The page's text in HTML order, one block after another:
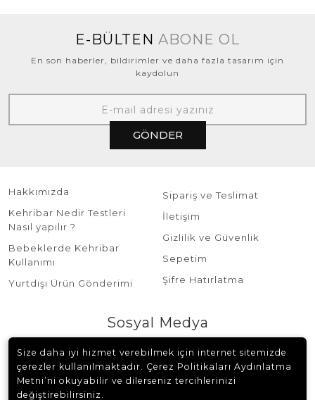
E-BÜLTEN ABONE OL
En son haberler, bildirimler ve daha fazla tasarım için
kaydolun
GÖNDER
Hakkımızda
Kehribar Nedir Testleri
Nasıl yapılır ?
Bebeklerde Kehribar
Kullanımı
Yurtdışı Ürün Gönderimi
Sipariş ve Teslimat
İletişim
Gizlilik ve Güvenlik
Sepetim
Şifre Hatırlatma
Sosyal Medya
Size daha iyi hizmet verebilmek için internet sitemizde
çerezler kullanılmaktadır. Çerez Politikaları Aydınlatma
Metni’ni okuyabilir ve dilerseniz tercihlerinizi
değiştirebilirsiniz.